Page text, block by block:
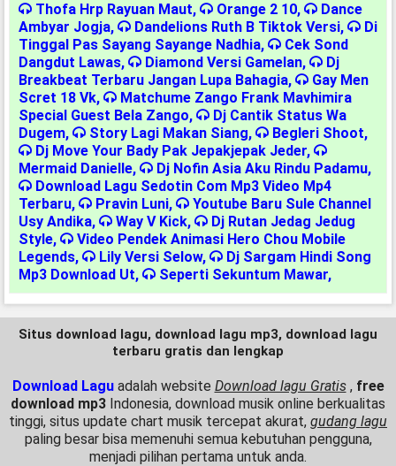
Thofa Hrp Rayuan Maut, Orange 2 10,
Dance
Ambyar Jogja, Dandelions Ruth B Tiktok Versi,
Di
Tinggal Pas Sayang Sayange Nadhia,
Cek Sond
Dangdut Lawas, Diamond Versi Gamelan,
Dj
Breakbeat Terbaru Jangan Lupa Bahagia,
Gay Men
Scret 18 Vk,
Matchume Zango Frank Mavhimira
Special Guest Bela Zango,
Dj Cantik Status Wa
Dugem, Story Lagi Makan Siang, Begleri Shoot,
Dj Move Your Bady Pak Jepakjepak Jeder,
Mermaid Danielle, Dj Nofin Asia Aku Rindu Padamu,
Download Lagu Sedotin Com Mp3 Video Mp4
Terbaru, Pravin Luni,
Youtube Baru Sule Channel
Usy Andika, Way V Kick,
Dj Rutan Jedag Jedug
Style,
Video Pendek Animasi Hero Chou Mobile
Legends, Lily Versi Selow,
Dj Sargam Hindi Song
Mp3 Download Ut, Seperti Sekuntum Mawar,
Situs download lagu, download lagu mp3, download lagu
terbaru gratis dan lengkap
Download Lagu adalah website Download lagu Gratis , free
download mp3 Indonesia, download musik online berkualitas
tinggi, situs update chart musik tercepat akurat, gudang lagu
paling besar bisa memenuhi semua kebutuhan pengguna,
menjadi pilihan pertama untuk anda.